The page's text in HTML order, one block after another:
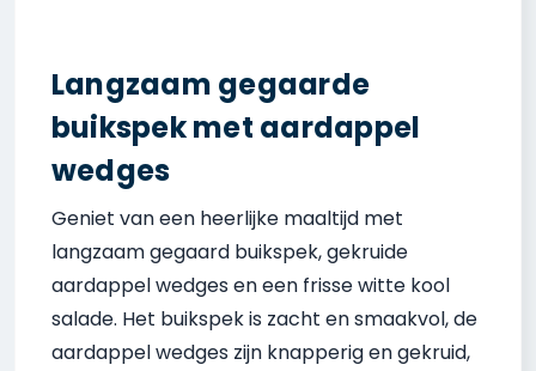
Langzaam gegaarde
buikspek met aardappel
wedges
Geniet van een heerlijke maaltijd met
langzaam gegaard buikspek, gekruide
aardappel wedges en een frisse witte kool
salade. Het buikspek is zacht en smaakvol, de
aardappel wedges zijn knapperig en gekruid,